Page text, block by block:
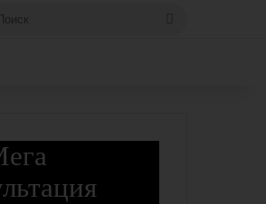
если вы уже регистрировались на